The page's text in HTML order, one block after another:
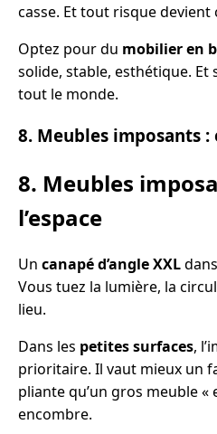
casse. Et tout risque devient
Optez pour du mobilier en
solide, stable, esthétique.
tout le monde.
8. Meubles imposants :
8. Meubles
l’espace
Un canapé d’angle XXL
Vous tuez la lumière, la
lieu.
Dans les petites surfaces,
prioritaire. Il vaut mieux un
pliante qu’un gros meuble «
encombre.